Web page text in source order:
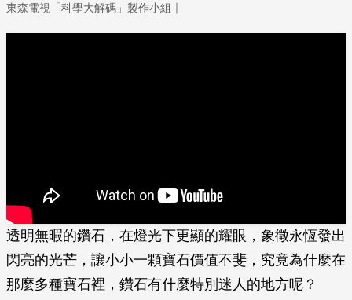
東森電視「科學大解碼」製作小組 ｜
透明無暇的鑽石，在燈光下更顯的耀眼，象徵永恆發出
閃亮的光芒，讓小小一顆寶石價值不斐，究竟為什麼在
那麼多種寶石裡，鑽石有什麼特別迷人的地方呢？